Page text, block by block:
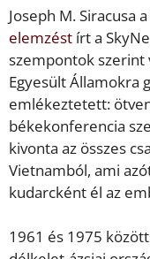
Joseph M. Siracusa
elemzést írt a
szempontok szerint
Egyesült Államokra
emlékeztetett:
békekonferencia
kivonta az összes
Vietnamból, ami
kudarcként él az
1961 és 1975